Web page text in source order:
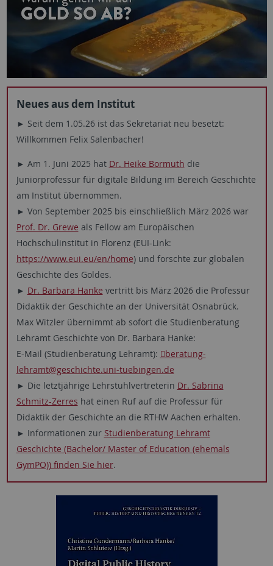
Neues aus dem Institut
► Seit dem 1.05.26 ist das Sekretariat neu besetzt:
Willkommen Felix Salenbacher!
► Am 1. Juni 2025 hat Dr. Heike Bormuth die
Juniorprofessur für digitale Bildung im Bereich Geschichte
am Institut übernommen.
► Von September 2025 bis einschließlich März 2026 war
Prof. Dr. Grewe als Fellow am Europäischen
Hochschulinstitut in Florenz (EUI-Link:
https://www.eui.eu/en/home) und forschte zur globalen
Geschichte des Goldes.
► Dr. Barbara Hanke vertritt bis März 2026 die Professur
Didaktik der Geschichte an der Universität Osnabrück.
Max Witzler übernimmt ab sofort die Studienberatung
Lehramt Geschichte von Dr. Barbara Hanke:
E-Mail (Studienberatung Lehramt):
beratung-
lehramt@geschichte.uni-tuebingen.de
► Die letztjährige Lehrstuhlvertreterin Dr. Sabrina
Schmitz-Zerres hat einen Ruf auf die Professur für
Didaktik der Geschichte an die RTHW Aachen erhalten.
► Informationen zur Studienberatung Lehramt
Geschichte (Bachelor/ Master of Education (ehemals
GymPO)) finden Sie hier.